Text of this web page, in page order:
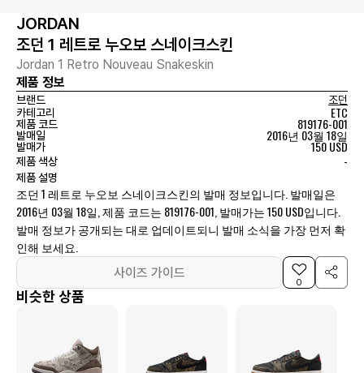
JORDAN
조던 1 레트로 누오보 스네이크스킨
Jordan 1 Retro Nouveau Snakeskin
제품 정보
브랜드
조던
카테고리
ETC
제품 코드 819176-001
발매일 2016년 03월 18일
발매가 150 USD
제품 색상 -
제품 설명
조던 1 레트로 누오보 스네이크스킨의 발매 정보입니다. 발매일은
2016년 03월 18일, 제품 코드는 819176-001, 발매가는 150 USD입니다.
발매 정보가 공개되는 대로 업데이트되니 발매 소식을 가장 먼저 확
인해 보세요.
사이즈 가이드
0
비슷한 상품